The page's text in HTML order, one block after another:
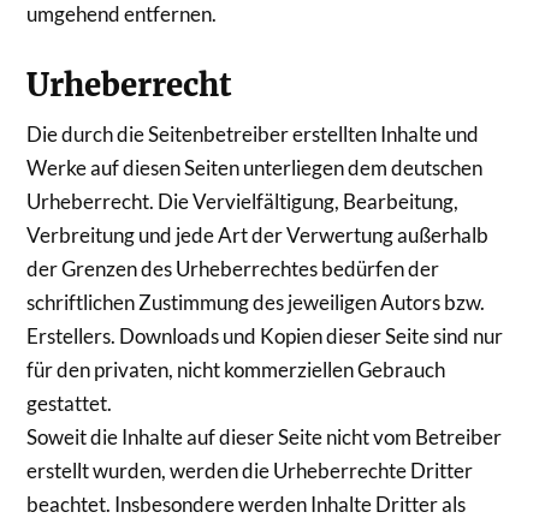
umgehend entfernen.
Urheberrecht
Die durch die Seitenbetreiber erstellten Inhalte und
Werke auf diesen Seiten unterliegen dem deutschen
Urheberrecht. Die Vervielfältigung, Bearbeitung,
Verbreitung und jede Art der Verwertung außerhalb
der Grenzen des Urheberrechtes bedürfen der
schriftlichen Zustimmung des jeweiligen Autors bzw.
Erstellers. Downloads und Kopien dieser Seite sind nur
für den privaten, nicht kommerziellen Gebrauch
gestattet.
Soweit die Inhalte auf dieser Seite nicht vom Betreiber
erstellt wurden, werden die Urheberrechte Dritter
beachtet. Insbesondere werden Inhalte Dritter als